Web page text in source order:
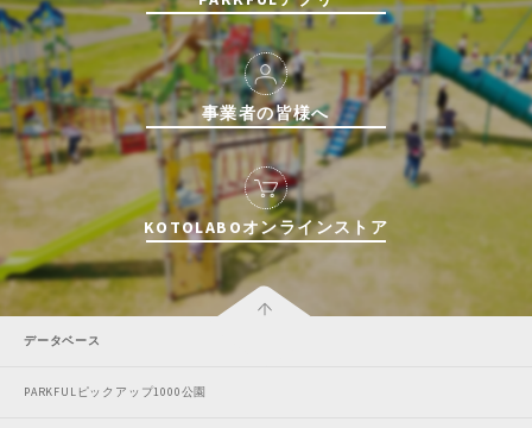
事業者の皆様へ
KOTOLABOオンラインストア
データベース
PARKFULピックアップ1000公園